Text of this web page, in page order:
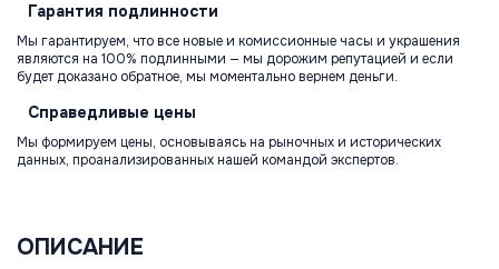
Гарантия подлинности
Мы гарантируем, что все новые и комиссионные часы и украшения
являются на 100% подлинными — мы дорожим репутацией и если
будет доказано обратное, мы моментально вернем деньги.
Справедливые цены
Мы формируем цены, основываясь на рыночных и исторических
данных, проанализированных нашей командой экспертов.
ОПИСАНИЕ